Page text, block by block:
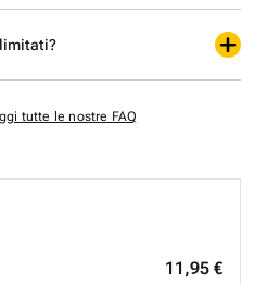
11,95 €
tutte le nostre FAQ